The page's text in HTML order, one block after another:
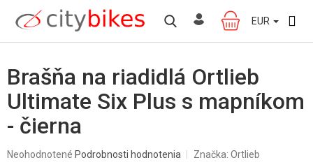
obsah
NÁKUPNÝ
KOŠÍK
EUR
Brašňa na riadidlá Ortlieb
Ultimate Six Plus s mapníkom
- čierna
Priemerné
Neohodnotené Podrobnosti hodnotenia Značka: Ortlieb